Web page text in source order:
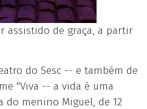
assistido de graça, a partir
do Sesc -- e também de
"Viva -- a vida é uma
do menino Miguel, de 12